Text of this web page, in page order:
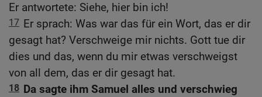
Er antwortete: Siehe, hier bin ich!
17 Er sprach: Was war das für ein Wort, das er dir
gesagt hat? Verschweige mir nichts. Gott tue dir
dies und das, wenn du mir etwas verschweigst
von all dem, das er dir gesagt hat.
18 Da sagte ihm Samuel alles und verschwieg